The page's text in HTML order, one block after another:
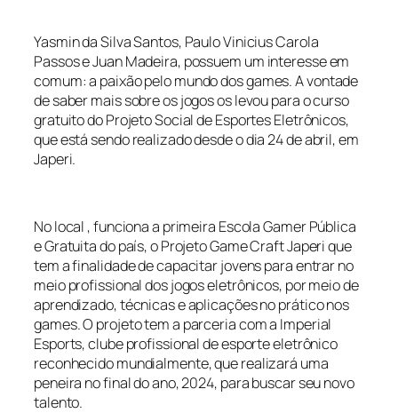
Yasmin da Silva Santos, Paulo Vinicius Carola
Passos e Juan Madeira, possuem um interesse em
comum: a paixão pelo mundo dos games. A vontade
de saber mais sobre os jogos os levou para o curso
gratuito do Projeto Social de Esportes Eletrônicos,
que está sendo realizado desde o dia 24 de abril, em
Japeri.
No local , funciona a primeira Escola Gamer Pública
e Gratuita do país, o Projeto Game Craft Japeri que
tem a finalidade de capacitar jovens para entrar no
meio profissional dos jogos eletrônicos, por meio de
aprendizado, técnicas e aplicações no prático nos
games. O projeto tem a parceria com a Imperial
Esports, clube profissional de esporte eletrônico
reconhecido mundialmente, que realizará uma
peneira no final do ano, 2024, para buscar seu novo
talento.